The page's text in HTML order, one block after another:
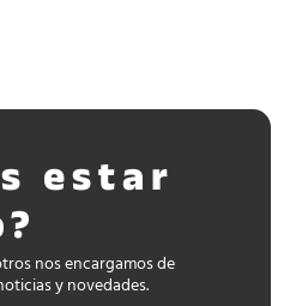
estar
nos encargamos de
y novedades.